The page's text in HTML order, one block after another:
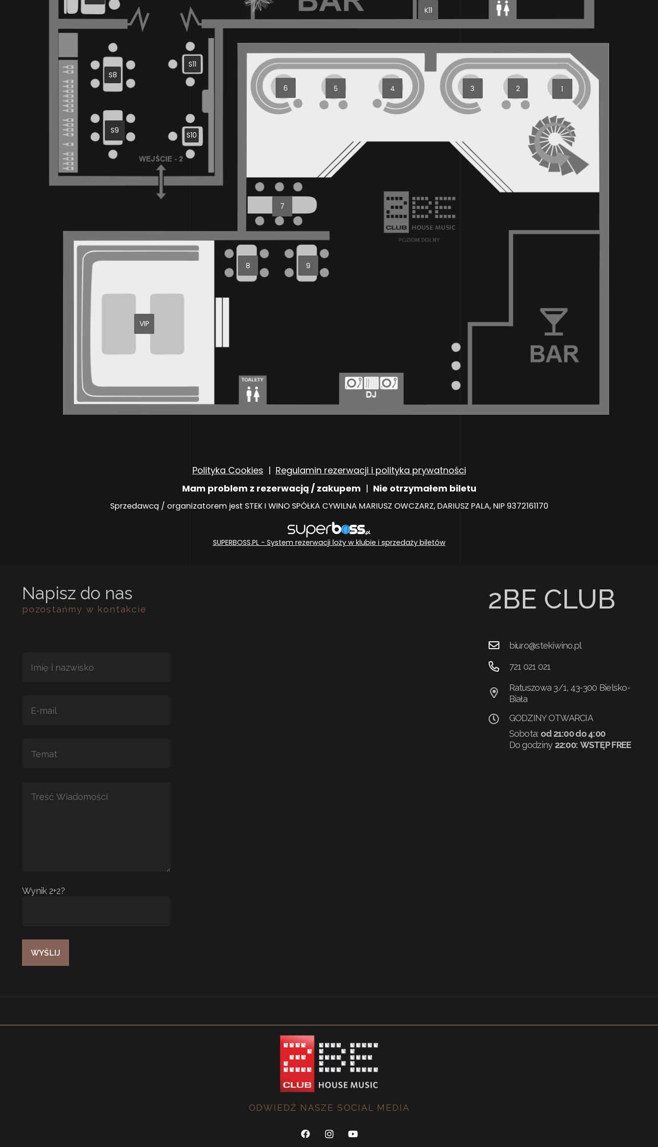
1
2
3
4
5
6
7
8 9
S8
S9
K11
VIP
S10
S11
Polityka Cookies | Regulamin rezerwacji i polityka prywatności
Mam problem z rezerwacją / zakupem | Nie otrzymałem biletu
Sprzedawcą / organizatorem jest STEK I WINO SPÓŁKA CYWILNA MARIUSZ OWCZARZ, DARIUSZ PALA, NIP 9372161170
SUPERBOSS.PL - System rezerwacji loży w klubie i sprzedaży biletów
Napisz do nas
pozostańmy w kontakcie
Wynik 2+2?
2BE CLUB
biuro@stekiwino.pl
721 021 021
Ratuszowa 3/1, 43-300 Bielsko-
Biała
GODZINY OTWARCIA
Sobota: od 21:00 do 4:00
Do godziny 22:00: WSTĘP FREE
ODWIEDŹ NASZE SOCIAL MEDIA